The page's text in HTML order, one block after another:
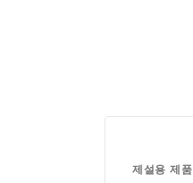
제설용 제품